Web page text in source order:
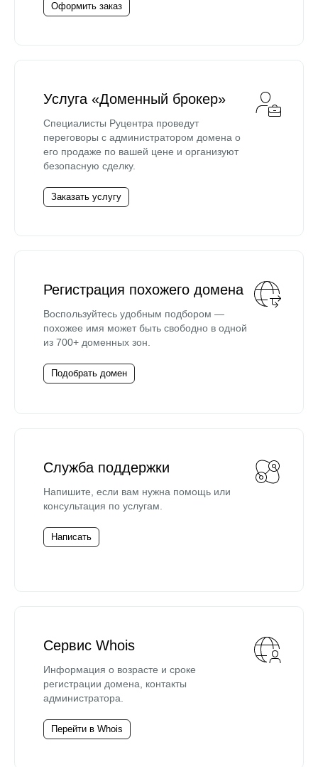
Оформить заказ
Услуга «Доменный брокер»
Специалисты Руцентра проведут
переговоры с администратором домена о
его продаже по вашей цене и организуют
безопасную сделку.
Заказать услугу
Регистрация похожего домена
Воспользуйтесь удобным подбором —
похожее имя может быть свободно в одной
из 700+ доменных зон.
Подобрать домен
Служба поддержки
Напишите, если вам нужна помощь или
консультация по услугам.
Написать
Сервис Whois
Информация о возрасте и сроке
регистрации домена, контакты
администратора.
Перейти в Whois